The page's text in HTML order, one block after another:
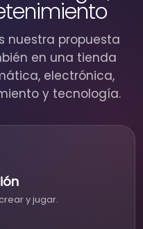
nuestra propuesta
en una tienda
electrónica,
y tecnología.
y jugar.